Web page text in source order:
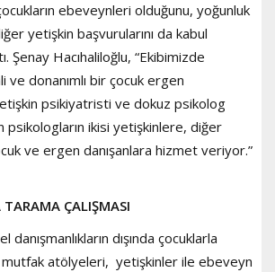
ebeveynleri olduğunu, yoğunluk
yetişkin başvurularını da kabul
Şenay Hacıhaliloğlu, “Ekibimizde
ve donanımlı bir çocuk ergen
psikiyatristi ve dokuz psikolog
psikologların ikisi yetişkinlere, diğer
ve ergen danışanlara hizmet veriyor.”
ÇALIŞMASI
dışında çocuklarla
mutfak atölyeleri, yetişkinler ile ebeveyn